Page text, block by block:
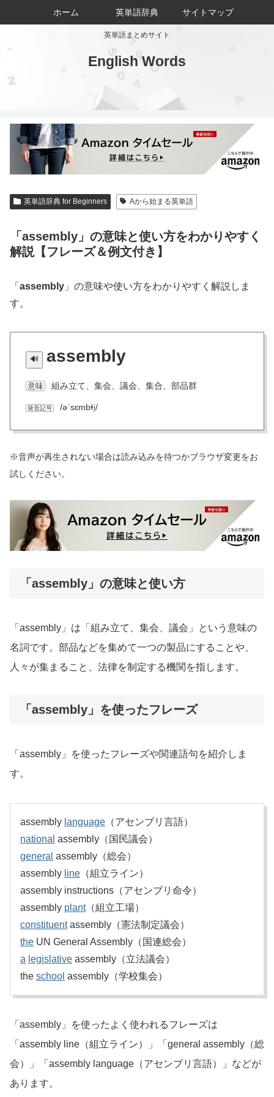
英単語まとめサイト
English Words
ホーム 英単語辞典 サイトマップ
英単語辞典 for Beginners Aから始まる英単語
「assembly」の意味と使い方をわかりやすく
解説【フレーズ＆例文付き】
「 assembly 」の意味や使い方をわかりやすく解説しま
す。
assembly
意味 組み立て、集会、議会、集合、部品群
発音記号 /əˈsɛmbɫi/
※音声が再生されない場合は読み込みを待つかブラウザ変更をお
試しください。
「assembly」の意味と使い方
「assembly」は「組み立て、集会、議会」という意味の
名詞です。部品などを集めて一つの製品にすることや、
人々が集まること、法律を制定する機関を指します。
「assembly」を使ったフレーズ
「assembly」を使ったフレーズや関連語句を紹介しま
す。
assembly language （アセンブリ言語）
national assembly（国民議会）
general assembly（総会）
assembly line （組立ライン）
assembly instructions（アセンブリ命令）
assembly plant（組立工場）
constituentassembly（憲法制定議会）
the UN General Assembly（国連総会）
a legislative assembly（立法議会）
the school assembly（学校集会）
「assembly」を使ったよく使われるフレーズは
「assembly line（組立ライン）」「general assembly（総
会）」「assembly language（アセンブリ言語）」などが
あります。